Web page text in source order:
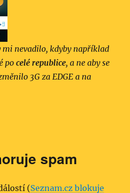
nevadilo, kdyby například
pocelé republice, a ne aby se
3G za EDGE a na
spam
(Seznam.cz blokuje